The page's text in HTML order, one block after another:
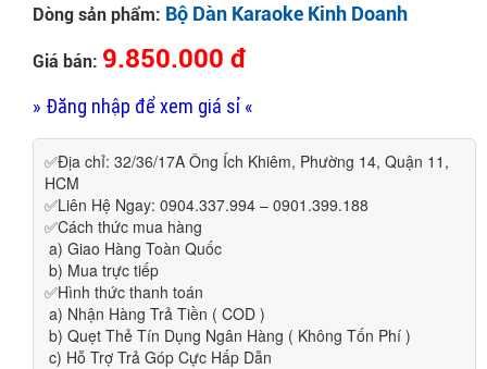
Dòng sản phẩm: Bộ Dàn Karaoke Kinh Doanh
Giá bán: 9.850.000 đ
» Đăng nhập để xem giá sỉ «
✅Địa chỉ: 32/36/17A Ông Ích Khiêm, Phường 14, Quận 11,
HCM
✅Liên Hệ Ngay: 0904.337.994 – 0901.399.188
✅Cách thức mua hàng
a) Giao Hàng Toàn Quốc
b) Mua trực tiếp
✅Hình thức thanh toán
a) Nhận Hàng Trả Tiền ( COD )
b) Quẹt Thẻ Tín Dụng Ngân Hàng ( Không Tốn Phí )
c) Hỗ Trợ Trả Góp Cực Hấp Dẫn